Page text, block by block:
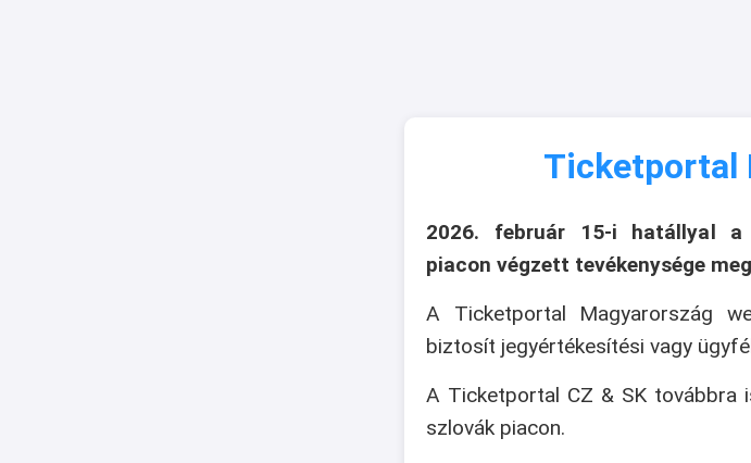
Ticketportal
2026. február 15-i hatállyal a
piacon végzett tevékenysége
A Ticketportal Magyarország
biztosít jegyértékesítési vagy
A Ticketportal CZ & SK továbbra
szlovák piacon.